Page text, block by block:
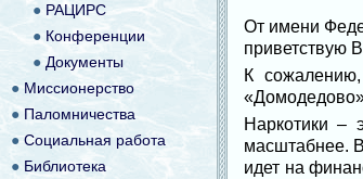
От имени
приветствую
К
Наркотики –
масштабнее.
идет на
● РАЦИРС
● Конференции
● Документы
●Миссионерство
● Паломничества
●Социальная работа
● Библиотека